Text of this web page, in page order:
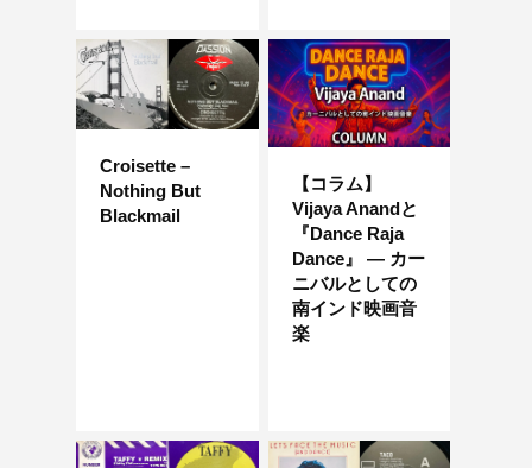
Croisette –
Nothing But
Blackmail
【コラム】
Vijaya Anandと
『Dance Raja
Dance』 — カー
ニバルとしての
南インド映画音
楽